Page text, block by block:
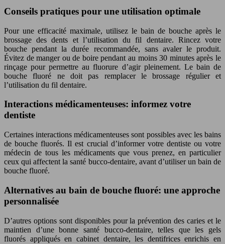
Conseils pratiques pour une utilisation optimale
Pour une efficacité maximale, utilisez le bain de bouche après le
brossage des dents et l’utilisation du fil dentaire. Rincez votre
bouche pendant la durée recommandée, sans avaler le produit.
Évitez de manger ou de boire pendant au moins 30 minutes après le
rinçage pour permettre au fluorure d’agir pleinement. Le bain de
bouche fluoré ne doit pas remplacer le brossage régulier et
l’utilisation du fil dentaire.
Interactions médicamenteuses: informez votre
dentiste
Certaines interactions médicamenteuses sont possibles avec les bains
de bouche fluorés. Il est crucial d’informer votre dentiste ou votre
médecin de tous les médicaments que vous prenez, en particulier
ceux qui affectent la santé bucco-dentaire, avant d’utiliser un bain de
bouche fluoré.
Alternatives au bain de bouche fluoré: une approche
personnalisée
D’autres options sont disponibles pour la prévention des caries et le
maintien d’une bonne santé bucco-dentaire, telles que les gels
fluorés appliqués en cabinet dentaire, les dentifrices enrichis en